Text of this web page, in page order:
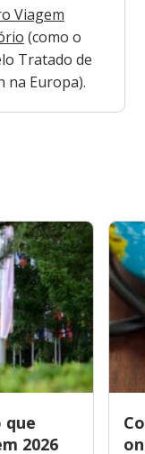
Viagem
(como o
Tratado de
na Europa).
que
2026